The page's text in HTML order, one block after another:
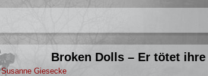
Broken Dolls – Er tötet ihre
Susanne Giesecke